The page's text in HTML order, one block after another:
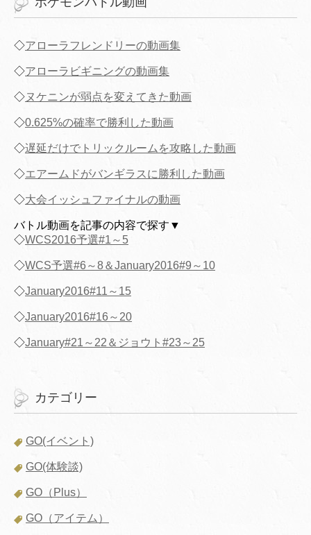
◇アローラフレンドリーの動画集
◇アローラビギニングの動画集
◇ヌケニンが弱点を変えてきた動画
◇0.625%の確率で勝利した動画
◇遅延だけでトリックルームを攻略した動画
◇エアームドがバンギラスに勝利した動画
◇大会イッシュファイナルの動画
バトル動画を記事の内容で探す▼
◇WCS2016予選#1～5
◇WCS予選#6～8＆January2016#9～10
◇January2016#11～15
◇January2016#16～20
◇January#21～22＆ジョウト#23～25
カテゴリー
GO(イベント)
GO(体験談)
GO（Plus）
GO（アイテム）